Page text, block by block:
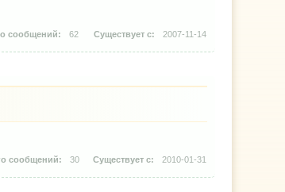
62 2007-11-14
30 2010-01-31